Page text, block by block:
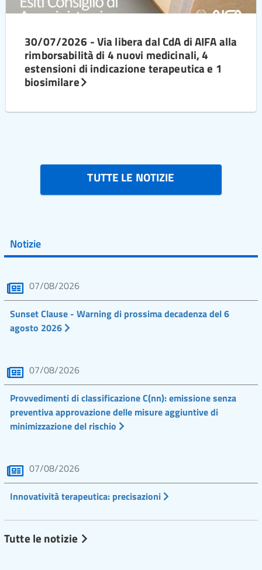
30/07/2026 - Via libera dal CdA di AIFA alla
rimborsabilità di 4 nuovi medicinali, 4
estensioni di indicazione terapeutica e 1
biosimilare
TUTTE LE NOTIZIE
Notizie
07/08/2026
Sunset Clause - Warning di prossima decadenza del 6
agosto 2026
07/08/2026
Provvedimenti di classificazione C(nn): emissione senza
preventiva approvazione delle misure aggiuntive di
minimizzazione del rischio
07/08/2026
Innovatività terapeutica: precisazioni
Tutte le notizie